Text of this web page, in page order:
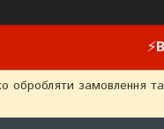
⚡
замовлення